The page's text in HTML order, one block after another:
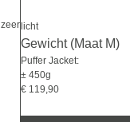
zeerlicht
Gewicht (Maat M)
Puffer Jacket:
± 450g
€ 119,90